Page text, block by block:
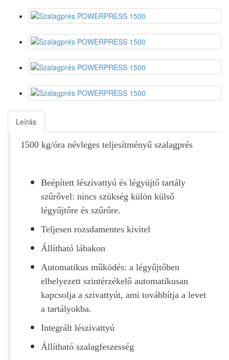
Leírás
1500 kg/óra névleges teljesítményű szalagprés
Beépített lészivattyú és légyüjtő tartály
szűrővel: nincs szükség külön külső
légyűjtőre és szűrőre.
Teljesen rozsdamentes kivitel
Állítható lábakon
Automatikus működés: a légyűjtőben
elhelyezett szintérzékelő automatikusan
kapcsolja a szivattyút, ami továbbítja a levet
a tartályokba.
Integrált lészivattyú
Állítható szalagfeszesség